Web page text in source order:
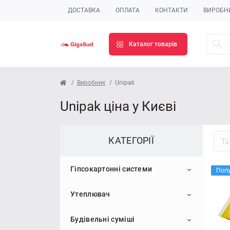
ДОСТАВКА ОПЛАТА КОНТАКТИ
Каталог товарів
Виробник Unipak
Unipak ціна у Києві
КАТЕГОРІЇ
Гіпсокартонні системи
Гіпсокартон
Стельовий гіпсокартон
Профіль для гіпсокартону
Утеплювач
Пінопласт
Будівельні суміші